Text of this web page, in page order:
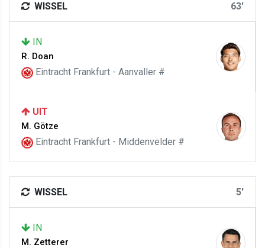
WISSEL 63'
IN
R. Doan
Eintracht Frankfurt - Aanvaller #
UIT
M. Götze
Eintracht Frankfurt - Middenvelder #
WISSEL 5'
IN
M. Zetterer